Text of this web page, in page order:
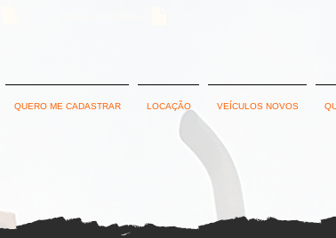
QUERO ME CADASTRAR LOCAÇÃO VEÍCULOS NOVOS